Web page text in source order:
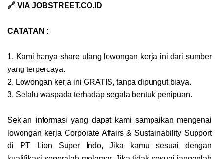
🔗 VIA JOBSTREET.CO.ID
CATATAN :
1. Kami hanya share ulang lowongan kerja ini dari sumber
yang terpercaya.
2. Lowongan kerja ini GRATIS, tanpa dipungut biaya.
3. Selalu waspada terhadap segala bentuk penipuan.
Sekian informasi yang dapat kami sampaikan mengenai
lowongan kerja Corporate Affairs & Sustainability Support
di PT Lion Super Indo, Jika kamu sesuai dengan